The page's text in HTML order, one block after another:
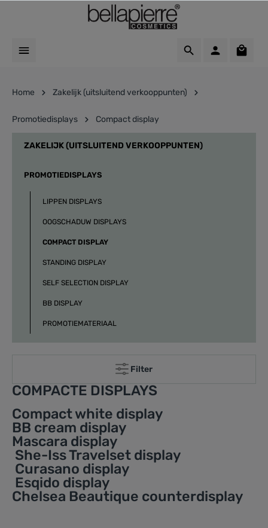
Home Zakelijk (uitsluitend verkooppunten)
Promotiedisplays Compact display
ZAKELIJK (UITSLUITEND VERKOOPPUNTEN)
PROMOTIEDISPLAYS
LIPPEN DISPLAYS
OOGSCHADUW DISPLAYS
COMPACT DISPLAY
STANDING DISPLAY
SELF SELECTION DISPLAY
BB DISPLAY
PROMOTIEMATERIAAL
Filter
COMPACTE DISPLAYS
Compact white display
BB cream display
Mascara display
She-Iss Travelset display
Curasano display
Esqido display
Chelsea Beautique counterdisplay